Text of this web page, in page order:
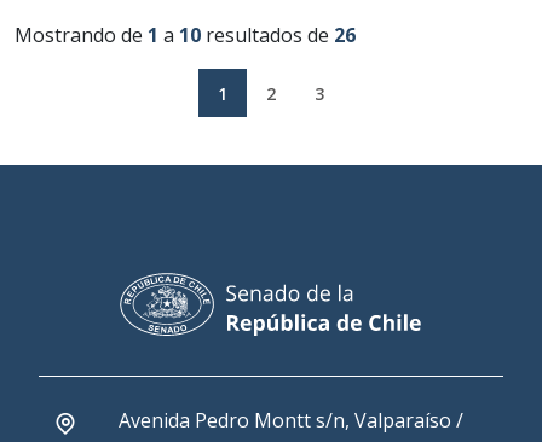
Mostrando de 1 a 10 resultados de 26
1 2 3
Avenida Pedro Montt s/n, Valparaíso /